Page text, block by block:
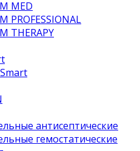
MED
PROFESSIONAL
THERAPY
антисептические
гемостатические